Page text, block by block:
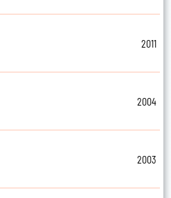
2011
2004
2003